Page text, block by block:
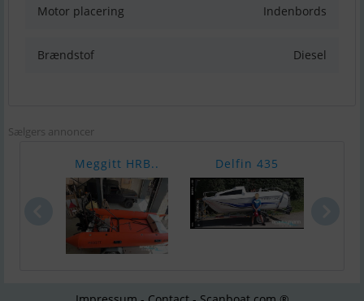
Motor placering Indenbords
Brændstof Diesel
Sælgers annoncer
Meggitt HRB.. Delfin 435